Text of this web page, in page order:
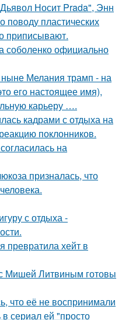
Носит Prada", Энн
поводу пластических
приписывают.
соболенко официально
Мелания трамп - на
его настоящее имя),
карьеру ….
кадрами с отдыха на
поклонников.
на
призналась, что
с отдыха -
превратила хейт в
Мишей Литвиным готовы
что её не воспринимали
в сериал ей "просто